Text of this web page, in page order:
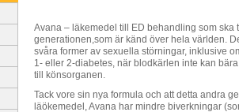
Avana – läkemedel till ED behandling som ska
generationen,som är känd över hela världen.
svåra former av sexuella störningar, inklusive
1- eller 2-diabetes, när blodkärlen inte kan
till könsorganen.
Tack vore sin nya formula och att detta andra
läökemedel, Avana har mindre biverkningar